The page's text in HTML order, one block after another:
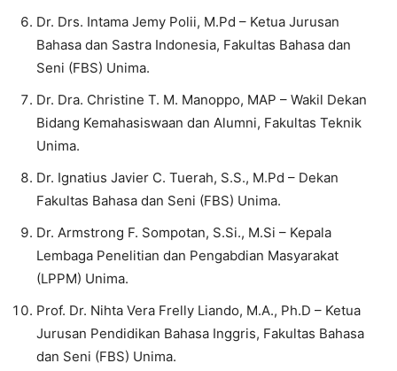
Dr. Drs. Intama Jemy Polii, M.Pd – Ketua Jurusan
Bahasa dan Sastra Indonesia, Fakultas Bahasa dan
Seni (FBS) Unima.
Dr. Dra. Christine T. M. Manoppo, MAP – Wakil Dekan
Bidang Kemahasiswaan dan Alumni, Fakultas Teknik
Unima.
Dr. Ignatius Javier C. Tuerah, S.S., M.Pd – Dekan
Fakultas Bahasa dan Seni (FBS) Unima.
Dr. Armstrong F. Sompotan, S.Si., M.Si – Kepala
Lembaga Penelitian dan Pengabdian Masyarakat
(LPPM) Unima.
Prof. Dr. Nihta Vera Frelly Liando, M.A., Ph.D – Ketua
Jurusan Pendidikan Bahasa Inggris, Fakultas Bahasa
dan Seni (FBS) Unima.